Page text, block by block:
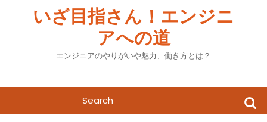
いざ目指さん！エンジニ
アへの道
エンジニアのやりがいや魅力、働き方とは？
for: